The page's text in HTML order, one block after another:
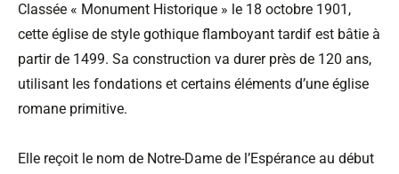
Classée « Monument Historique » le 18 octobre 1901,
cette église de style gothique flamboyant tardif est bâtie à
partir de 1499. Sa construction va durer près de 120 ans,
utilisant les fondations et certains éléments d’une église
romane primitive.
Elle reçoit le nom de Notre-Dame de l’Espérance au début